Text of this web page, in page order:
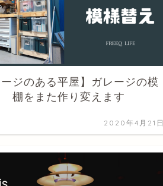
ージのある平屋】ガレージの模
棚をまた作り変えます
2020年4月21日